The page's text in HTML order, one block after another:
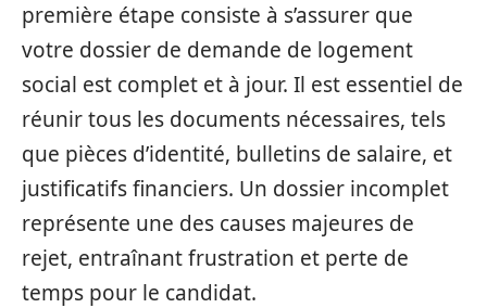
première étape consiste à s’assurer que
votre dossier de demande de logement
social est complet et à jour. Il est essentiel de
réunir tous les documents nécessaires, tels
que pièces d’identité, bulletins de salaire, et
justificatifs financiers. Un dossier incomplet
représente une des causes majeures de
rejet, entraînant frustration et perte de
temps pour le candidat.